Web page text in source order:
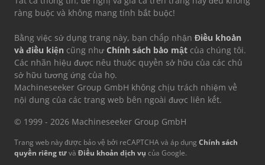
ràng buộc và không mang tính bắt buộc!
Bằng việc sử dụng trang này, bạn chấp nhận Điều khoản
và điều kiện cũng như Chính sách bảo mật của chúng tôi.
Các nhãn hiệu được nêu thuộc quyền sở hữu của các chủ
sở hữu tương ứng của họ.
Machineseeker Group GmbH không chịu trách nhiệm về
nội dung của các trang web bên ngoài được liên kết.
© 1999 - 2026 Machineseeker Group GmbH
Trang web này được bảo vệ bởi reCAPTCHA và áp dụng Chính sách
quyền riêng tưvà Điều khoản dịch vụ của Google.